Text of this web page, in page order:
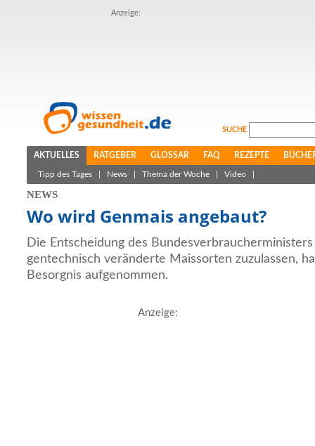
Anzeige:
SUCHE
AKTUELLES RATGEBER GLOSSAR FAQ REZEPTE
Tipp des Tages News Thema der Woche Video
NEWS
Wo wird Genmais angebaut?
Die Entscheidung des
gentechnisch veränderte Maissorten zuzulassen,
Besorgnis aufgenommen.
Anzeige: